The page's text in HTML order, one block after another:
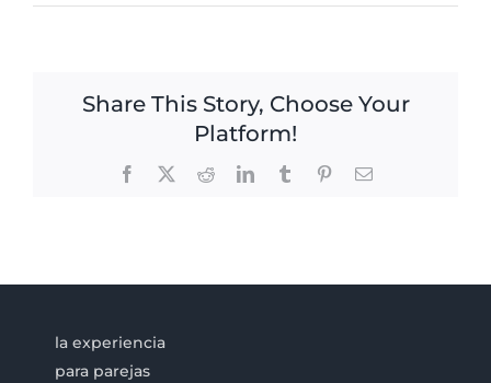
Share This Story, Choose Your
Platform!
Facebook RedditLinkedInTumblr PinterestEmail
la experiencia
para parejas